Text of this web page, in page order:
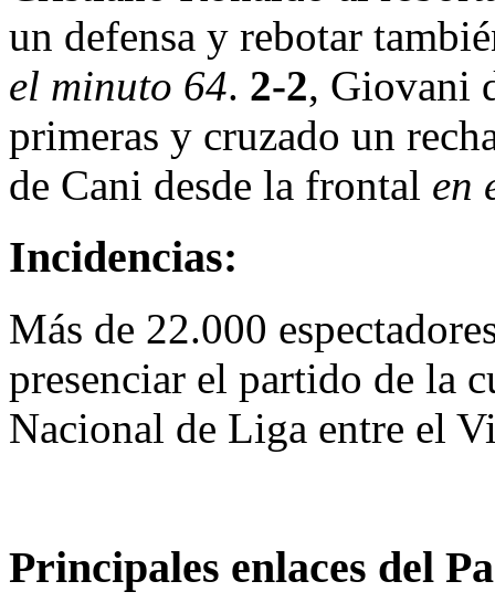
un defensa y rebotar
el minuto 64. 2-2, Giovani
primeras y cruzado un
de Cani desde la frontal en
Incidencias:
Más de 22.000
presenciar el partido de la
Nacional de Liga entre el
Principales enlaces del